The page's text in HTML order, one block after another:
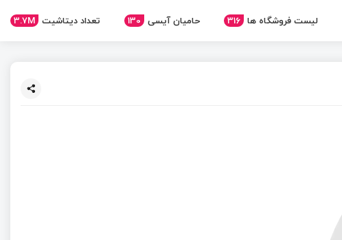
لیست فروشگاه ها 316 حامیان آیسی 130 تعداد دیتاشیت 3.7M